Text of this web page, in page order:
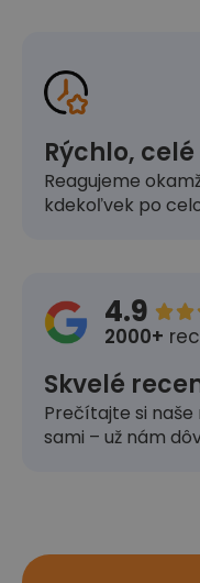
Rýchlo,
Reagujeme
kdekoľvek po
4.9 
2000+
Skvelé
Prečítajte si
sami – už nám